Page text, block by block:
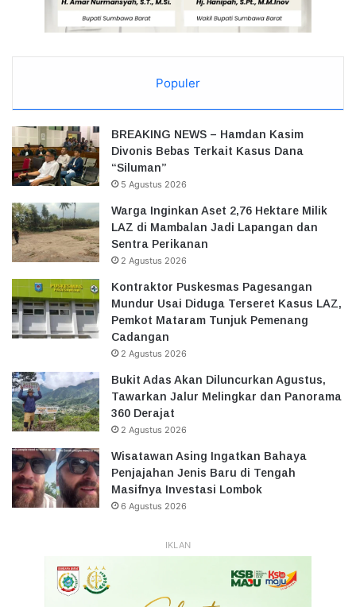
Populer
BREAKING NEWS – Hamdan Kasim
Divonis Bebas Terkait Kasus Dana
“Siluman”
5 Agustus 2026
Warga Inginkan Aset 2,76 Hektare Milik
LAZ di Mambalan Jadi Lapangan dan
Sentra Perikanan
2 Agustus 2026
Kontraktor Puskesmas Pagesangan
Mundur Usai Diduga Terseret Kasus LAZ,
Pemkot Mataram Tunjuk Pemenang
Cadangan
2 Agustus 2026
Bukit Adas Akan Diluncurkan Agustus,
Tawarkan Jalur Melingkar dan Panorama
360 Derajat
2 Agustus 2026
Wisatawan Asing Ingatkan Bahaya
Penjajahan Jenis Baru di Tengah
Masifnya Investasi Lombok
6 Agustus 2026
IKLAN